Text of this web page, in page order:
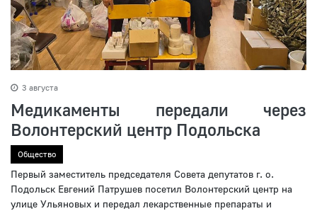
3 августа
Медикаменты передали через
Волонтерский центр Подольска
Общество
Первый заместитель председателя Совета депутатов г. о.
Подольск Евгений Патрушев посетил Волонтерский центр на
улице Ульяновых и передал лекарственные препараты и